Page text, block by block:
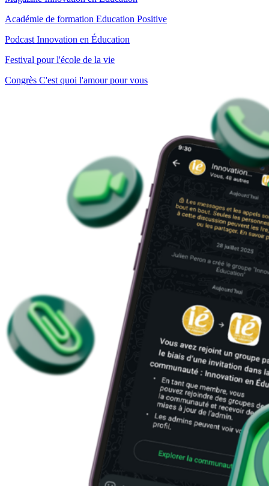
Académie de formation Education Positive
Podcast Innovation en Éducation
Festival pour l'école de la vie
Congrès C'est quoi l'amour pour vous